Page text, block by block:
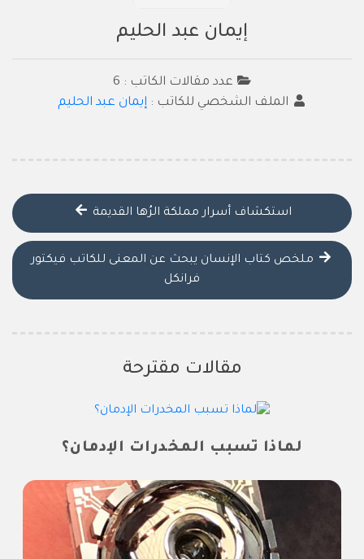
إيمان عبد الحليم
عدد مقالات الكاتب : 6
الملف الشخصي للكاتب :إيمان عبد الحليم
استكشاف أسرار مملكة الرُها القديمة
ملخص كتاب الإنسان يبحث عن المعنى للكاتب فيكتور
فرانكل
مقالات مقترحة
لماذا تسبب المخدرات الإدمان؟